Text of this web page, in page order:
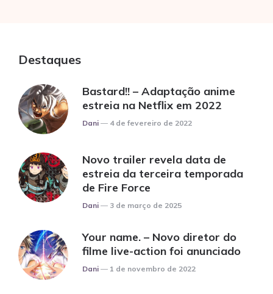
Destaques
Bastard!! – Adaptação anime
estreia na Netflix em 2022
Posted
Dani 4 de fevereiro de 2022
Novo trailer revela data de
estreia da terceira temporada
de Fire Force
Posted
Dani 3 de março de 2025
Your name. – Novo diretor do
filme live-action foi anunciado
Posted
Dani 1 de novembro de 2022